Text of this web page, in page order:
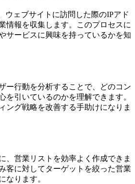
ウェブサイトに訪問した際のIPアド
情報を収集します。このプロセスに
サービスに興味を持っているかを知
ー行動を分析することで、どのコン
を引いているのかを理解できます。
ング戦略を改善する手助けになりま
、営業リストを効率よく作成できま
客に対してターゲットを絞った営業
なります。